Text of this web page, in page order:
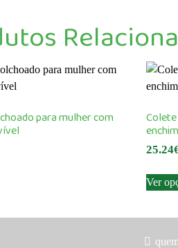
para mulher com
25.24
Ver